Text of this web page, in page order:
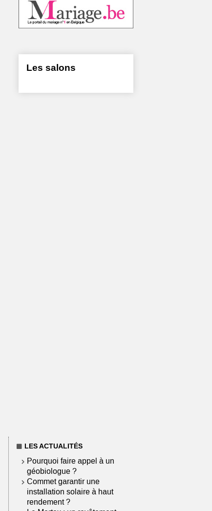
Les salons
LES ACTUALITÉS
Pourquoi faire appel à un
géobiologue ?
Commet garantir une
installation solaire à haut
rendement ?